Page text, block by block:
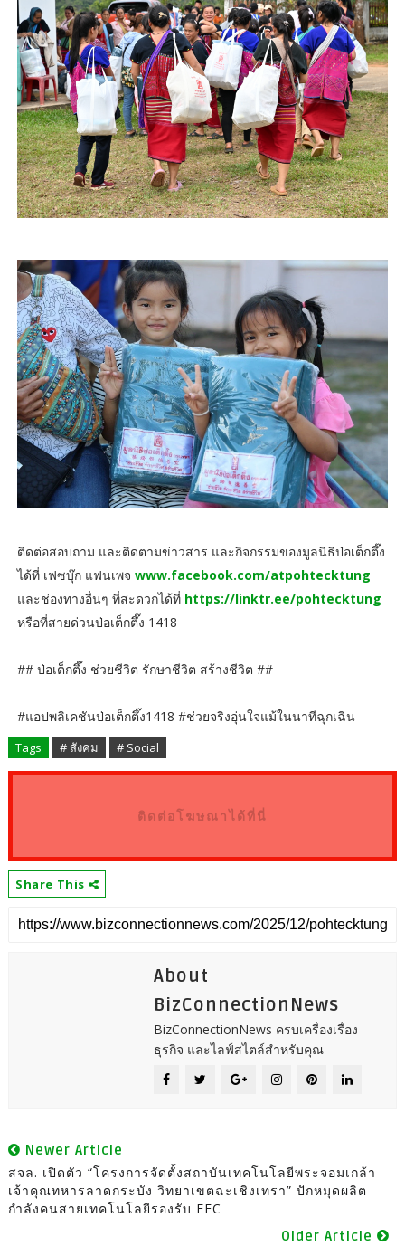
ติดต่อสอบถาม และติดตามข่าวสาร และกิจกรรมของมูลนิธิป่อเต็กตึ๊ง
ได้ที่ เฟซบุ๊ก แฟนเพจ www.facebook.com/atpohtecktung
และช่องทางอื่นๆ ที่สะดวกได้ที่ https://linktr.ee/pohtecktung
หรือที่สายด่วนป่อเต็กตึ๊ง 1418
## ป่อเต็กตึ๊ง ช่วยชีวิต รักษาชีวิต สร้างชีวิต ##
#แอปพลิเคชันป่อเต็กตึ๊ง1418 #ช่วยจริงอุ่นใจแม้ในนาทีฉุกเฉิน
Tags # สังคม # Social
ติดต่อโฆษณาได้ที่นี่
Share This
About
BizConnectionNews
BizConnectionNews ครบเครื่องเรื่อง
ธุรกิจ และไลฟ์สไตล์สำหรับคุณ
Newer Article
สจล. เปิดตัว “โครงการจัดตั้งสถาบันเทคโนโลยีพระจอมเกล้า
เจ้าคุณทหารลาดกระบัง วิทยาเขตฉะเชิงเทรา” ปักหมุดผลิต
กำลังคนสายเทคโนโลยีรองรับ EEC
Older Article